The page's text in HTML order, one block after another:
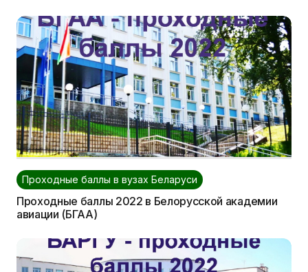
Проходные баллы в вузах Беларуси
Проходные баллы 2022 в Белорусской академии
авиации (БГАА)